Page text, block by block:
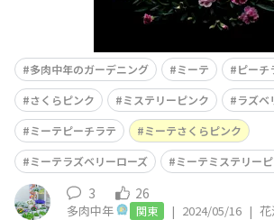
多肉中年のガーデニング ミーテ
ピーチ
さくらピンク
ミステリーピンク
ラズベ
ミーテピーチラテ
ミーテさくらピンク
ミーテラズベリーローズ
ミーテミステリー
3 26
多肉中年 関東 | 2024/05/16 |